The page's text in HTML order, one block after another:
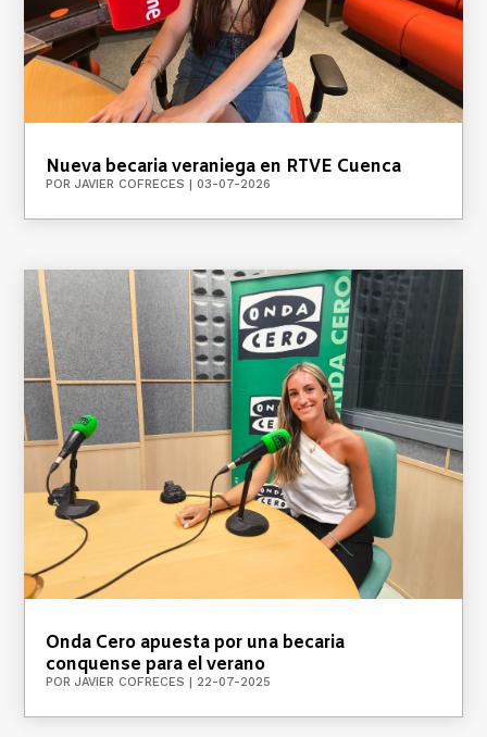
Nueva becaria veraniega en RTVE Cuenca
PORJAVIER COFRECES 03-07-2026
Onda Cero apuesta por una becaria
conquense para el verano
PORJAVIER COFRECES | 22-07-2025